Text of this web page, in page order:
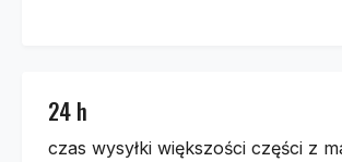
24 h
czas wysyłki większości części z